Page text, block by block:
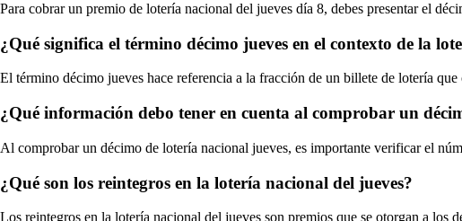
Para cobrar un premio de lotería nacional del jueves día 8, debes presentar el
¿Qué significa el término décimo jueves en el contexto de la
El término décimo jueves hace referencia a la fracción de un billete de lotería
¿Qué información debo tener en cuenta al comprobar un
Al comprobar un décimo de lotería nacional jueves, es importante verificar el
¿Qué son los reintegros en la lotería nacional del jueves?
Los reintegros en la lotería nacional del jueves son premios que se otorgan a